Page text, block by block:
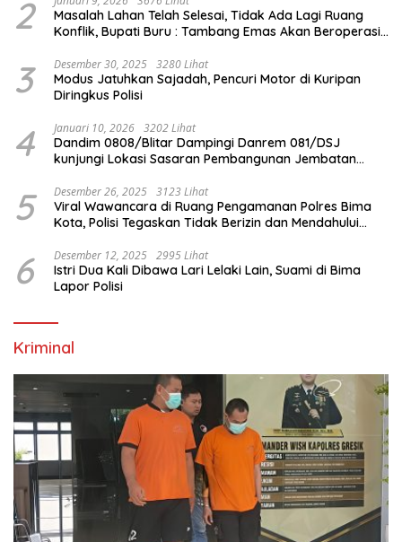
2
Masalah Lahan Telah Selesai, Tidak Ada Lagi Ruang
Konflik, Bupati Buru : Tambang Emas Akan Beroperasi
3 Desember 30, 2025 3280 Lihat
Modus Jatuhkan Sajadah, Pencuri Motor di Kuripan
Diringkus Polisi
4 Januari 10, 2026 3202 Lihat
Dandim 0808/Blitar Dampingi Danrem 081/DSJ
kunjungi Lokasi Sasaran Pembangunan Jembatan
5 Desember 26, 2025 3123 Lihat
Viral Wawancara di Ruang Pengamanan Polres Bima
Kota, Polisi Tegaskan Tidak Berizin dan Mendahului
6 Desember 12, 2025 2995 Lihat
Istri Dua Kali Dibawa Lari Lelaki Lain, Suami di Bima
Lapor Polisi
Kriminal